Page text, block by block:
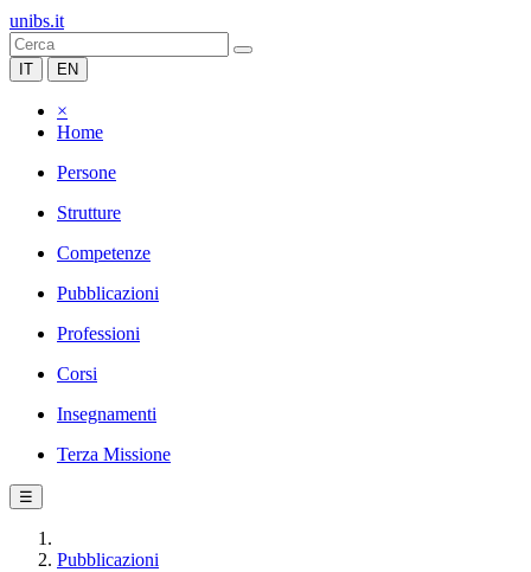
unibs.it
IT EN
×
Home
Persone
Strutture
Competenze
Pubblicazioni
Professioni
Corsi
Insegnamenti
Terza Missione
☰
Pubblicazioni